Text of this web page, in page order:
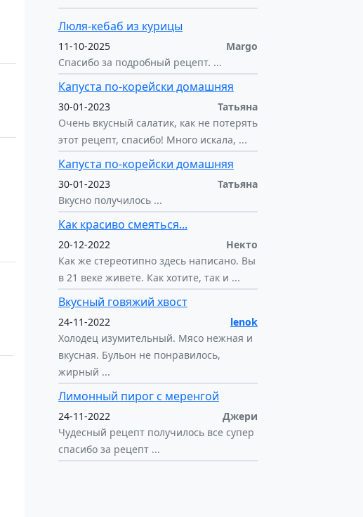
Люля-кебаб из курицы
11-10-2025
Margo
Спасибо за подробный рецепт. ...
Капуста по-корейски домашняя
30-01-2023
Татьяна
Очень вкусный салатик, как не потерять
этот рецепт, спасибо! Много искала, ...
Капуста по-корейски домашняя
30-01-2023
Татьяна
Вкусно получилось ...
Как красиво смеяться...
20-12-2022
Некто
Как же стереотипно здесь написано. Вы
в 21 веке живете. Как хотите, так и ...
Вкусный говяжий хвост
24-11-2022
lenok
Холодец изумительный. Мясо нежная и
вкусная. Бульон не понравилось,
жирный ...
Лимонный пирог с меренгой
24-11-2022
Джери
Чудесный рецепт получилось все супер
спасибо за рецепт ...